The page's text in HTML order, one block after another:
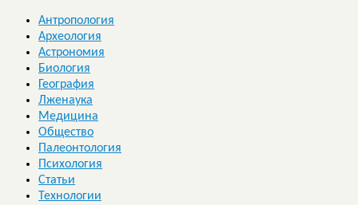
Антропология
Археология
Астрономия
Биология
География
Лженаука
Медицина
Общество
Палеонтология
Психология
Статьи
Технологии